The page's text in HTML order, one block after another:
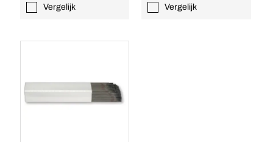
Vergelijk Vergelijk